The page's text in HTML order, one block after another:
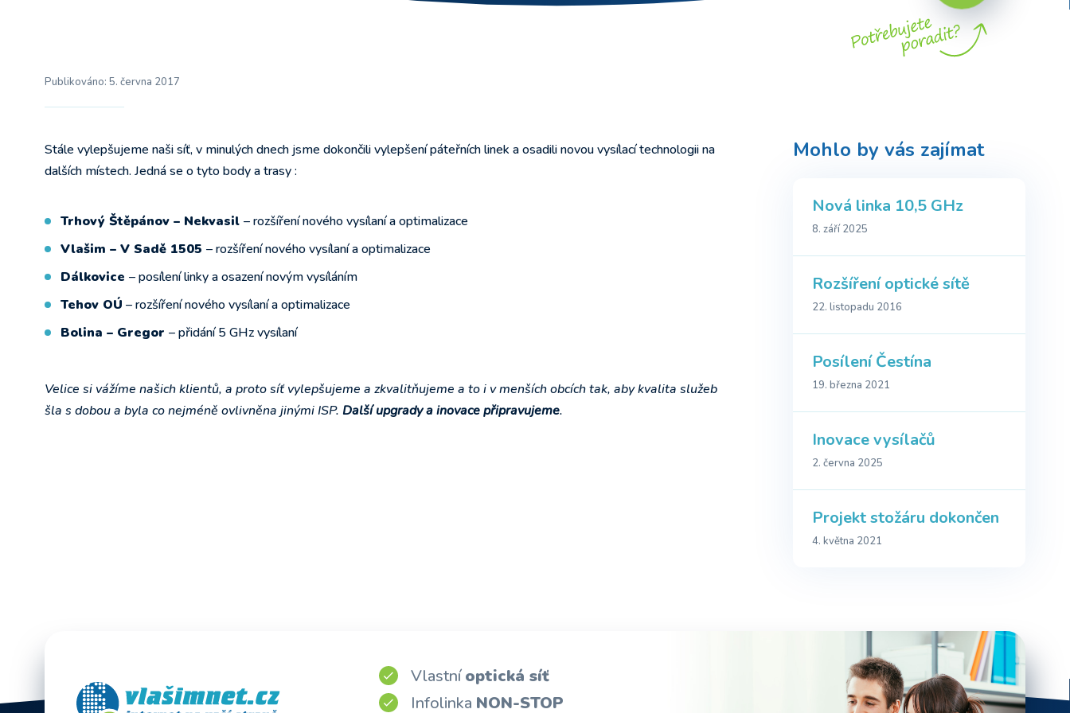
Publikováno: 5. června 2017
Stále vylepšujeme naši síť, v minulých dnech jsme dokončili vylepšení páteřních linek a osadili novou vysílací technologii na
dalších místech. Jedná se o tyto body a trasy :
Trhový Štěpánov – Nekvasil – rozšíření nového vysílaní a optimalizace
Vlašim – V Sadě 1505 – rozšíření nového vysílaní a optimalizace
Dálkovice – posílení linky a osazení novým vysíláním
Tehov OÚ – rozšíření nového vysílaní a optimalizace
Bolina – Gregor – přidání 5 GHz vysílaní
Velice si vážíme našich klientů, a proto síť vylepšujeme a zkvalitňujeme a to i v menších obcích tak, aby kvalita služeb
šla s dobou a byla co nejméně ovlivněna jinými ISP. Další upgrady a inovace připravujeme.
Mohlo by vás zajímat
Nová linka 10,5 GHz
8. září 2025
Rozšíření optické sítě
22. listopadu 2016
Posílení Čestína
19. března 2021
Inovace vysílačů
2. června 2025
Projekt stožáru dokončen
4. května 2021
Vlastníoptická síť
Infolinka NON-STOP